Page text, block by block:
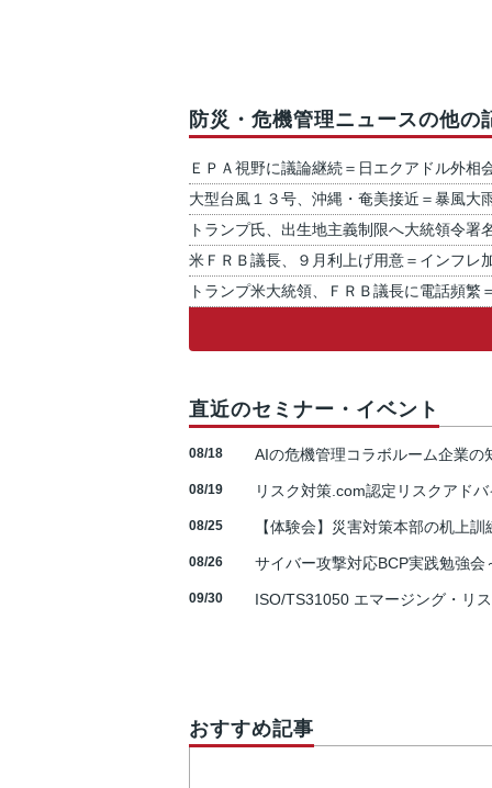
防災・危機管理ニュースの他の
ＥＰＡ視野に議論継続＝日エクアドル外相
大型台風１３号、沖縄・奄美接近＝暴風
トランプ氏、出生地主義制限へ大統領令署
米ＦＲＢ議長、９月利上げ用意＝インフレ
トランプ米大統領、ＦＲＢ議長に電話頻
直近のセミナー・イベント
08/18 AIの危機管理コラボルーム企業
08/19 リスク対策.com認定リスクアド
08/25 【体験会】災害対策本部の机上
08/26 サイバー攻撃対応BCP実践勉強
09/30 ISO/TS31050 エマージング・リ
おすすめ記事